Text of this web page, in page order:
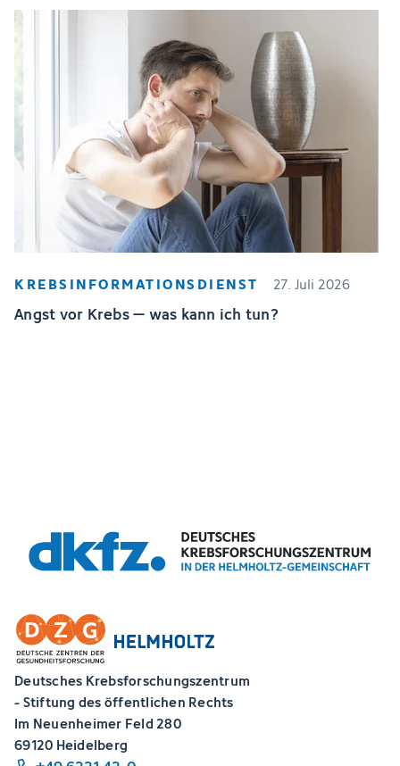
KREBSINFORMATIONSDIENST 27. Juli 2026
Angst vor Krebs – was kann ich tun?
Deutsches Krebsforschungszentrum
- Stiftung des öffentlichen Rechts
Im Neuenheimer Feld 280
69120 Heidelberg